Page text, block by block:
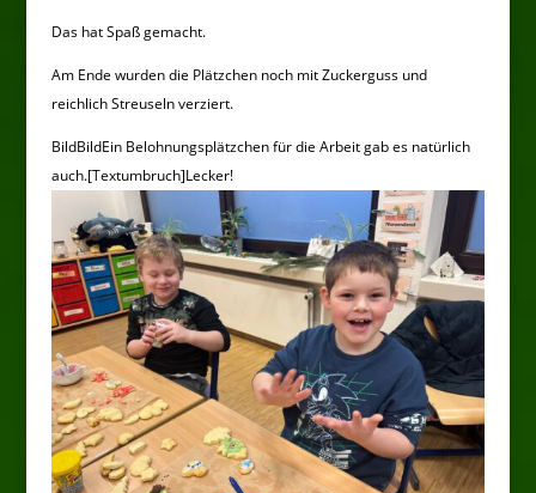
Das hat Spaß gemacht.
Am Ende wurden die Plätzchen noch mit Zuckerguss und
reichlich Streuseln verziert.
BildBildEin Belohnungsplätzchen für die Arbeit gab es natürlich
auch.[Textumbruch]Lecker!